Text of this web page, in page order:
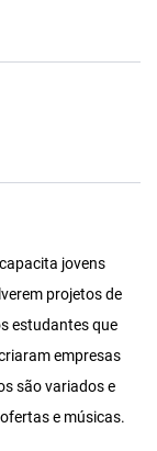
jovens
projetos de
estudantes que
empresas
são variados e
e músicas.